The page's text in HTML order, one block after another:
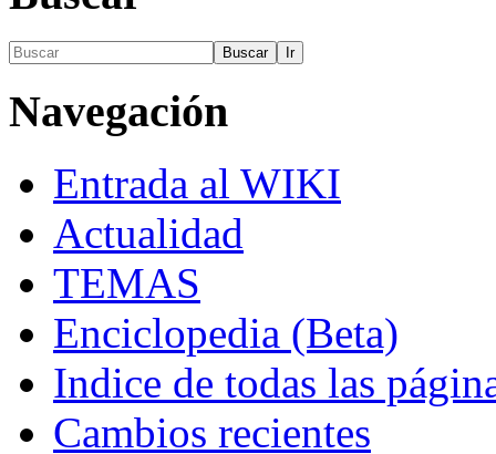
Navegación
Entrada al WIKI
Actualidad
TEMAS
Enciclopedia (Beta)
Indice de todas las
Cambios recientes